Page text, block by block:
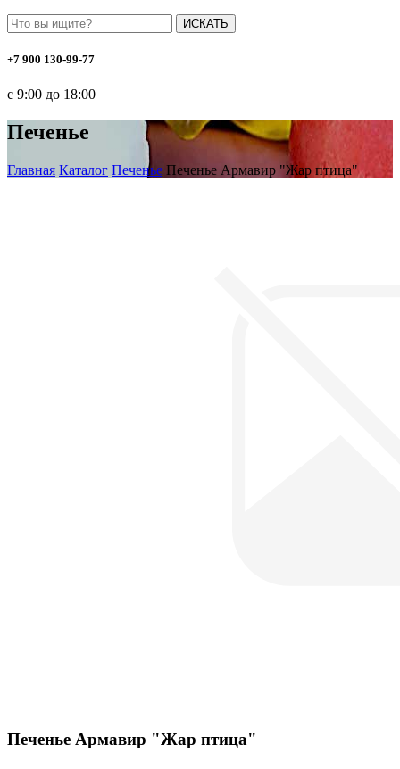
ИСКАТЬ
+7 900 130-99-77
с 9:00 до 18:00
Печенье
Главная Каталог Печенье Печенье Армавир "Жар птица"
Печенье Армавир "Жар птица"